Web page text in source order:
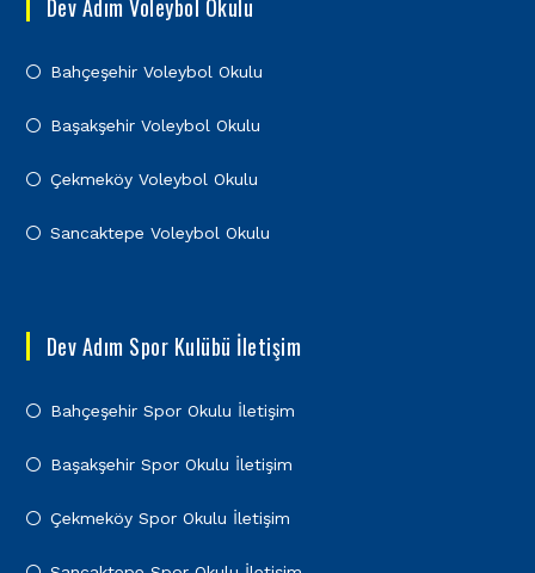
Dev Adım Voleybol Okulu
Bahçeşehir Voleybol Okulu
Başakşehir Voleybol Okulu
Çekmeköy Voleybol Okulu
Sancaktepe Voleybol Okulu
Dev Adım Spor Kulübü İletişim
Bahçeşehir Spor Okulu İletişim
Başakşehir Spor Okulu İletişim
Çekmeköy Spor Okulu İletişim